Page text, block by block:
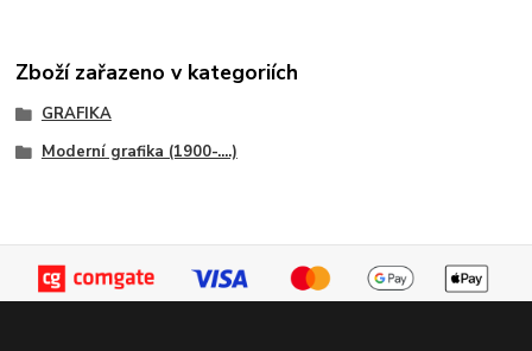
Zboží zařazeno v kategoriích
GRAFIKA
Moderní grafika (1900-....)